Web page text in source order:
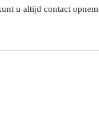
u altijd contact